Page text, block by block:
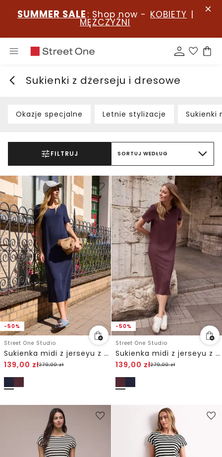
SUMMER SALE : Shop now - KOBIETY |
MĘŻCZYŹNI
Sukienki z dżerseju i dresowe
Okazje specjalne Letnie stylizacje Sukienki
FILTRUJ SORTUJ WEDŁUG
-50%
Street One Studio
Sukienka midi z jerseyu z bufiastymi rękawami
139,00 zł279,00zł
-50%
Street One Studio
Sukienka midi z jerseyu z bufiastymi rękawami
139,00 zł279,00zł